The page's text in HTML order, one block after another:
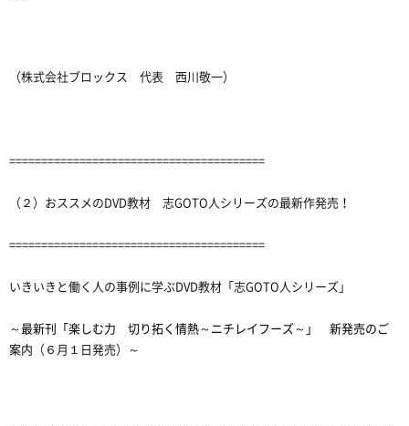
（株式会社ブロックス 代表 西川敬一）
========================================
（２）おススメのDVD教材 志GOTO人シリーズの最新作発売！
========================================
いきいきと働く人の事例に学ぶDVD教材「志GOTO人シリーズ」
～最新刊「楽しむ力 切り拓く情熱～ニチレイフーズ～」 新発売のご
案内 （６月１日発売）～